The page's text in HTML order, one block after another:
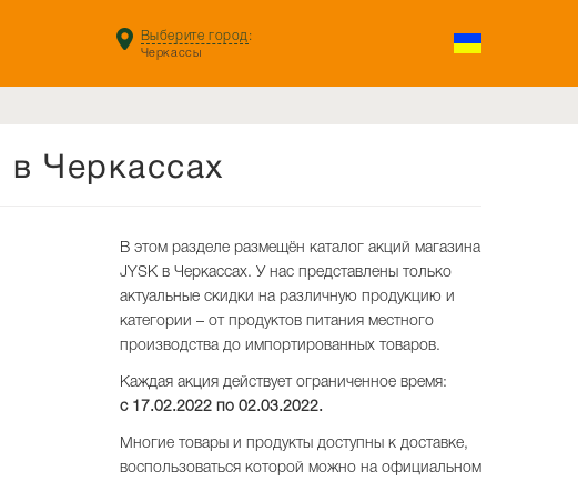
Выберите город :
Черкассы
в Черкассах
В этом разделе размещён каталог акций магазина
JYSK в Черкассах. У нас представлены только
актуальные скидки на различную продукцию и
категории – от продуктов питания местного
производства до импортированных товаров.
Каждая акция действует ограниченное время:
с 17.02.2022 по 02.03.2022.
Многие товары и продукты доступны к доставке,
воспользоваться которой можно на официальном